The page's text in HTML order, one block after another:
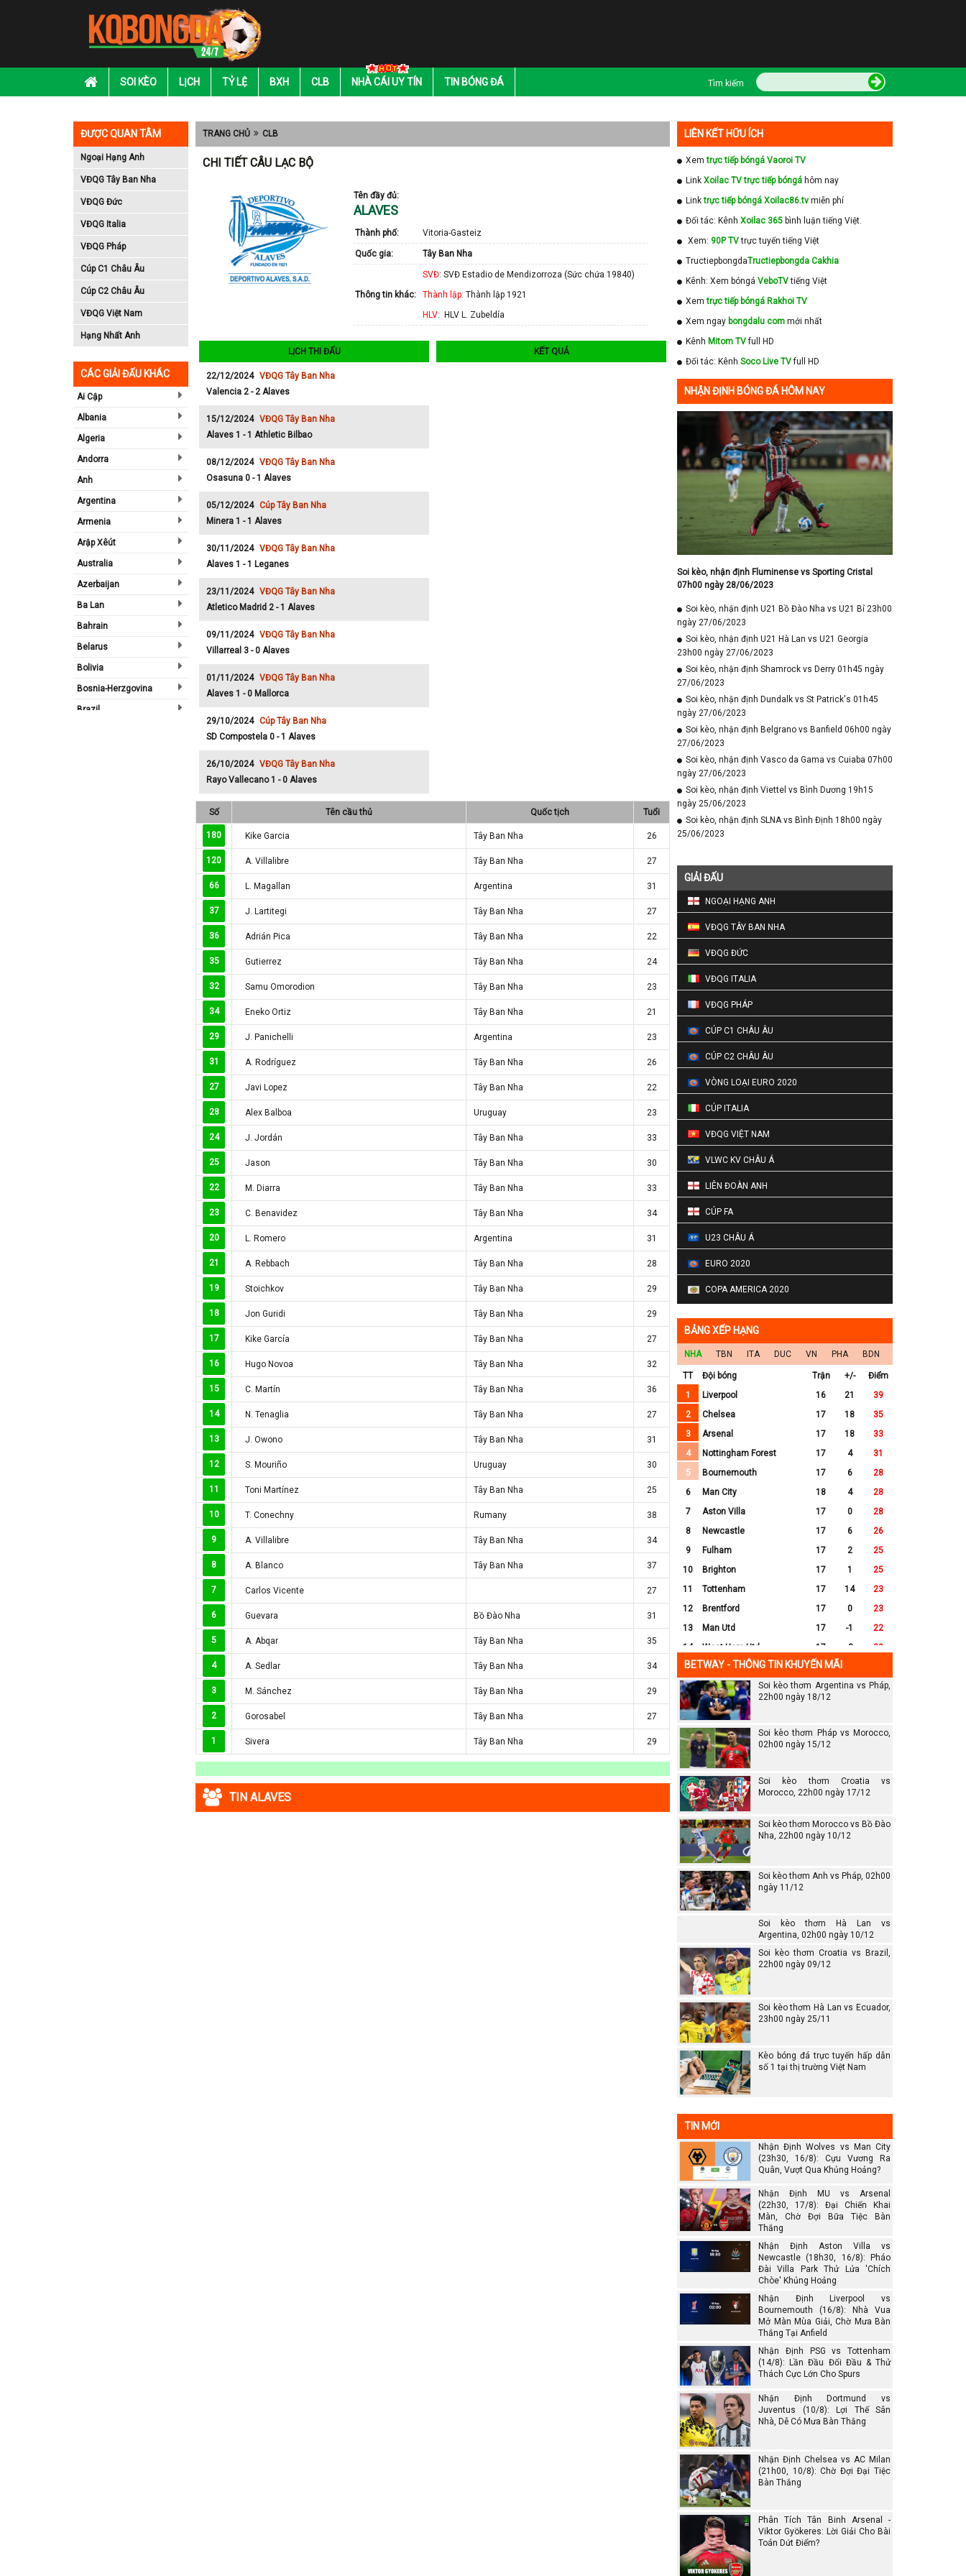
SOI KÈO LỊCH TỶ LỆ BXH CLB NHÀ CÁI UY TÍN TIN BÓNG ĐÁ Tìm kiếm
ĐƯỢC QUAN TÂM
Ngoại Hạng Anh
VĐQG Tây Ban Nha
VĐQG Đức
VĐQG Italia
VĐQG Pháp
Cúp C1 Châu Âu
Cúp C2 Châu Âu
VĐQG Việt Nam
Hạng Nhất Anh
CÁC GIẢI ĐẤU KHÁC
Ai Cập
Albania
Algeria
Andorra
Anh
Argentina
Armenia
Arập Xêút
Australia
Azerbaijan
Ba Lan
Bahrain
Belarus
Bolivia
Bosnia-Herzgovina
Brazil
TRANG CHỦ CLB
CHI TIẾT CÂU LẠC BỘ
Tên đầy đủ:
ALAVES
Thành phố: Vitoria-Gasteiz
Quốc gia: Tây Ban Nha
Thông tin khác:
SVĐ: SVĐ Estadio de Mendizorroza (Sức chứa 19840)
Thành lập: Thành lập 1921
HLV: HLV L. Zubeldía
LỊCH THI ĐẤU KẾT QUẢ
22/12/2024 VĐQG Tây Ban Nha
Valencia 2 - 2 Alaves
15/12/2024 VĐQG Tây Ban Nha
Alaves 1 - 1 Athletic Bilbao
08/12/2024 VĐQG Tây Ban Nha
Osasuna 0 - 1 Alaves
05/12/2024 Cúp Tây Ban Nha
Minera 1 - 1 Alaves
30/11/2024 VĐQG Tây Ban Nha
Alaves 1 - 1 Leganes
23/11/2024 VĐQG Tây Ban Nha
Atletico Madrid 2 - 1 Alaves
09/11/2024 VĐQG Tây Ban Nha
Villarreal 3 - 0 Alaves
01/11/2024 VĐQG Tây Ban Nha
Alaves 1 - 0 Mallorca
29/10/2024 Cúp Tây Ban Nha
SD Compostela 0 - 1 Alaves
26/10/2024 VĐQG Tây Ban Nha
Rayo Vallecano 1 - 0 Alaves
Số Tên cầu thủ Quốc tịch Tuổi
180 Kike Garcia Tây Ban Nha 26
120 A. Villalibre Tây Ban Nha 27
66 L. Magallan Argentina 31
37 J. Lartitegi Tây Ban Nha 27
36 Adrián Pica Tây Ban Nha 22
35 Gutierrez Tây Ban Nha 24
32 Samu Omorodion Tây Ban Nha 23
34 Eneko Ortiz Tây Ban Nha 21
29 J. Panichelli Argentina 23
31 A. Rodríguez Tây Ban Nha 26
27 Javi Lopez Tây Ban Nha 22
28 Alex Balboa Uruguay 23
24 J. Jordán Tây Ban Nha 33
25 Jason Tây Ban Nha 30
22 M. Diarra Tây Ban Nha 33
23 C. Benavidez Tây Ban Nha 34
20 L. Romero Argentina 31
21 A. Rebbach Tây Ban Nha 28
19 Stoichkov Tây Ban Nha 29
18 Jon Guridi Tây Ban Nha 29
17 Kike García Tây Ban Nha 27
16 Hugo Novoa Tây Ban Nha 32
15 C. Martín Tây Ban Nha 36
14 N. Tenaglia Tây Ban Nha 27
13 J. Owono Tây Ban Nha 31
12 S. Mouriño Uruguay 30
11 Toni Martínez Tây Ban Nha 25
10 T. Conechny Rumany 38
9 A. Villalibre Tây Ban Nha 34
8 A. Blanco Tây Ban Nha 37
7 Carlos Vicente 27
6 Guevara Bồ Đào Nha 31
5 A. Abqar Tây Ban Nha 35
4 A. Sedlar Tây Ban Nha 34
3 M. Sánchez Tây Ban Nha 29
2 Gorosabel Tây Ban Nha 27
1 Sivera Tây Ban Nha 29
TIN ALAVES
LIÊN KẾT HỮU ÍCH
Xemtrực tiếp bóngá Vaoroi TV
Link Xoilac TV trực tiếp bóngá hôm nay
Linktrực tiếp bóngá Xoilac86.tv miễn phí
Đối tác: Kênh Xoilac 365 bình luận tiếng Việt.
Xem: 90P TVtrực tuyến tiếng Việt
TructiepbongdaTructiepbongda Cakhia
Kênh: Xem bóngá VeboTVtiếng Việt
Xemtrực tiếp bóngá Rakhoi TV
Xem ngay bongdalu com mới nhất
Kênh Mitom TVfull HD
Đối tác: Kênh Soco Live TVfull HD
NHẬN ĐỊNH BÓNG ĐÁ HÔM NAY
Soi kèo, nhận định Fluminense vs Sporting Cristal
07h00 ngày 28/06/2023
Soi kèo, nhận định U21 Bồ Đào Nha vs U21 Bỉ 23h00
ngày 27/06/2023
Soi kèo, nhận định U21 Hà Lan vs U21 Georgia
23h00 ngày 27/06/2023
Soi kèo, nhận định Shamrock vs Derry 01h45 ngày
27/06/2023
Soi kèo, nhận định Dundalk vs St Patrick's 01h45
ngày 27/06/2023
Soi kèo, nhận định Belgrano vs Banfield 06h00 ngày
27/06/2023
Soi kèo, nhận định Vasco da Gama vs Cuiaba 07h00
ngày 27/06/2023
Soi kèo, nhận định Viettel vs Bình Dương 19h15
ngày 25/06/2023
Soi kèo, nhận định SLNA vs Bình Định 18h00 ngày
25/06/2023
GIẢI ĐẤU
NGOẠI HẠNG ANH
VĐQG TÂY BAN NHA
VĐQG ĐỨC
VĐQG ITALIA
VĐQG PHÁP
CÚP C1 CHÂU ÂU
CÚP C2 CHÂU ÂU
VÒNG LOẠI EURO 2020
CÚP ITALIA
VĐQG VIỆT NAM
VLWC KV CHÂU Á
LIÊN ĐOÀN ANH
CÚP FA
U23 CHÂU Á
EURO 2020
COPA AMERICA 2020
BẢNG XẾP HẠNG
NHA TBN ITA DUC VN PHA BDN
TT Đội bóng Trận +/-
Điểm
1
Liverpool 16 21
39
2
Chelsea 17 18
35
3
Arsenal 17 18
33
4
Nottingham Forest 17 4
31
5
Bournemouth 17 6
28
6
Man City 18 4
28
7
Aston Villa 17 0
28
8
Newcastle 17 6
26
9
Fulham 17 2
25
10
Brighton 17 1
25
11
Tottenham 17 14
23
12
Brentford 17 0
23
13
Man Utd 17 -1
22
14
West Ham Utd 17 -8
20
15
Everton 17
16
Crystal Palace 17 -8
16
17
Leicester City
18
Ipswich
19
Wolves 17
20
Southampton
BETWAY - THÔNG TIN KHUYẾN MÃI
Soi kèo thơm Argentina vs Pháp,
22h00 ngày 18/12
Soi kèo thơm Pháp vs Morocco,
02h00 ngày 15/12
Soi kèo thơm Croatia vs
Morocco, 22h00 ngày 17/12
Soi kèo thơm Morocco vs Bồ Đào
Nha, 22h00 ngày 10/12
Soi kèo thơm Anh vs Pháp, 02h00
ngày 11/12
Soi kèo thơm Hà Lan vs
Argentina, 02h00 ngày 10/12
Soi kèo thơm Croatia vs Brazil,
22h00 ngày 09/12
Soi kèo thơm Hà Lan vs Ecuador,
23h00 ngày 25/11
Kèo bóng đá trực tuyến hấp dẫn
số 1 tại thị trường Việt Nam
TIN MỚI
Nhận Định Wolves vs Man City
(23h30, 16/8): Cựu Vương Ra
Quân, Vượt Qua Khủng Hoảng?
Nhận Định MU vs Arsenal
(22h30, 17/8): Đại Chiến Khai
Màn, Chờ Đợi Bữa Tiệc Bàn
Thắng
Nhận Định Aston Villa vs
Newcastle (18h30, 16/8): Pháo
Đài Villa Park Thử Lửa 'Chích
Chòe' Khủng Hoảng
Nhận Định Liverpool vs
Bournemouth (16/8): Nhà Vua
Mở Màn Mùa Giải, Chờ Mưa Bàn
Thắng Tại Anfield
Nhận Định PSG vs Tottenham
(14/8): Lần Đầu Đối Đầu & Thử
Thách Cực Lớn Cho Spurs
Nhận Định Dortmund vs
Juventus (10/8): Lợi Thế Sân
Nhà, Dễ Có Mưa Bàn Thắng
Nhận Định Chelsea vs AC Milan
(21h00, 10/8): Chờ Đợi Đại Tiệc
Bàn Thắng
Phân Tích Tân Binh Arsenal -
Viktor Gyökeres: Lời Giải Cho Bài
Toán Dứt Điểm?